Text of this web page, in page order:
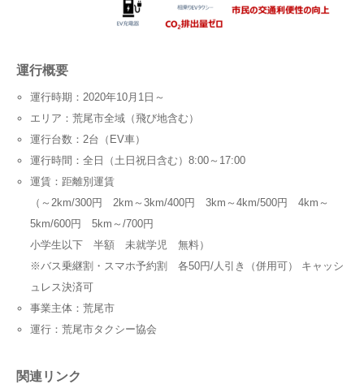
運行概要
運行時期：2020年10月1日～
エリア：荒尾市全域（飛び地含む）
運行台数：2台（EV車）
運行時間：全日（土日祝日含む）8:00～17:00
運賃：距離別運賃
（～2km/300円 2km～3km/400円 3km～4km/500円 4km～
5km/600円 5km～/700円
小学生以下 半額 未就学児 無料）
※バス乗継割・スマホ予約割 各50円/人引き（併用可） キャッシ
ュレス決済可
事業主体：荒尾市
運行：荒尾市タクシー協会
関連リンク